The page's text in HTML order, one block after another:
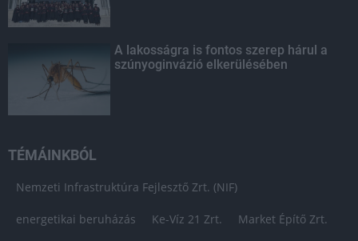
A lakosságra is fontos szerep hárul a
szúnyoginvázió elkerülésében
TÉMÁINKBÓL
Nemzeti Infrastruktúra Fejlesztő Zrt. (NIF)
energetikai beruházás Ke-Víz 21 Zrt. Market Építő Zrt.